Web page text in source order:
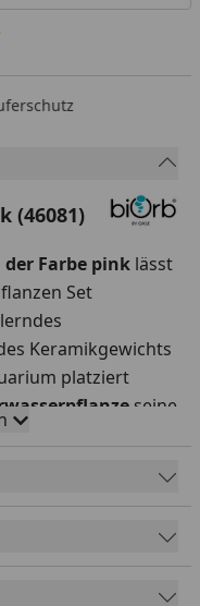
(46081)
der Farbe pink lässt
Set
Keramikgewichts
platziert
seine
setzt tolle farbliche